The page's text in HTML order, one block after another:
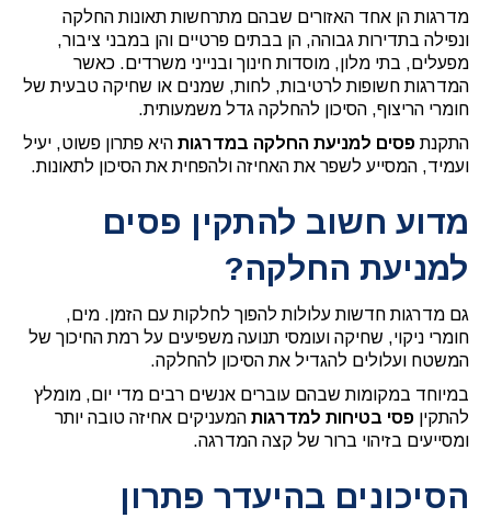
מדרגות הן אחד האזורים שבהם מתרחשות תאונות החלקה
ונפילה בתדירות גבוהה, הן בבתים פרטיים והן במבני ציבור,
מפעלים, בתי מלון, מוסדות חינוך ובנייני משרדים. כאשר
המדרגות חשופות לרטיבות, לחות, שמנים או שחיקה טבעית של
חומרי הריצוף, הסיכון להחלקה גדל משמעותית.
התקנת פסים למניעת החלקה במדרגות היא פתרון פשוט, יעיל
ועמיד, המסייע לשפר את האחיזה ולהפחית את הסיכון לתאונות.
מדוע חשוב להתקין פסים
למניעת החלקה?
גם מדרגות חדשות עלולות להפוך לחלקות עם הזמן. מים,
חומרי ניקוי, שחיקה ועומסי תנועה משפיעים על רמת החיכוך של
המשטח ועלולים להגדיל את הסיכון להחלקה.
במיוחד במקומות שבהם עוברים אנשים רבים מדי יום, מומלץ
להתקין פסי בטיחות למדרגות המעניקים אחיזה טובה יותר
ומסייעים בזיהוי ברור של קצה המדרגה.
הסיכונים בהיעדר פתרון